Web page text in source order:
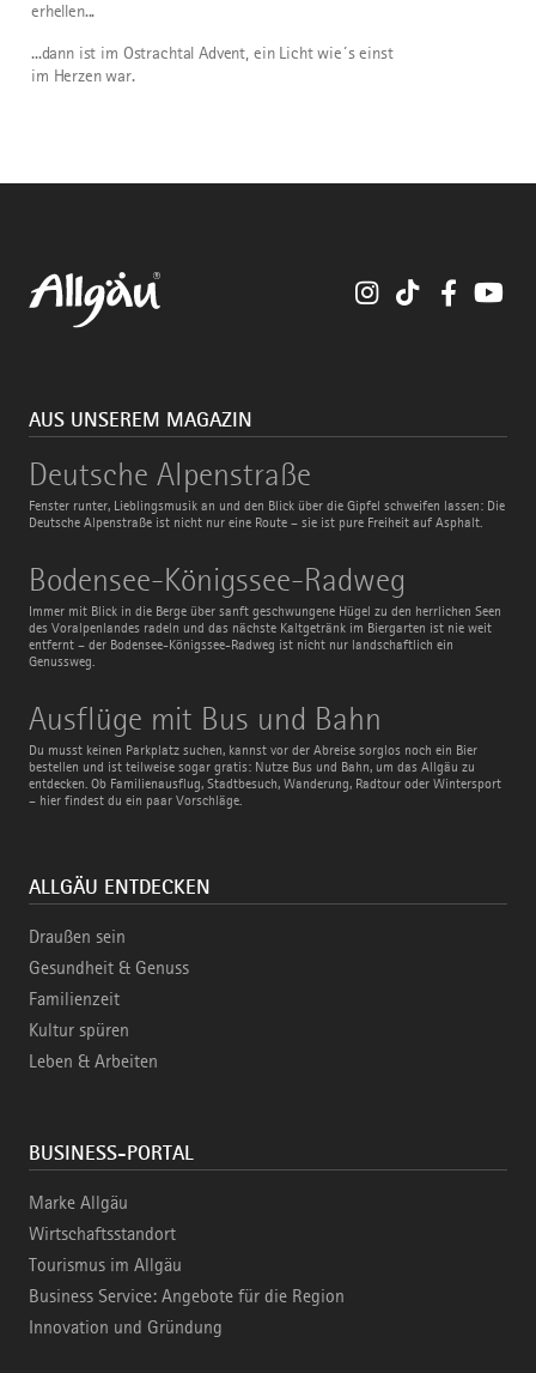
erhellen...
...dann ist im Ostrachtal Advent, ein Licht wie´s einst
im Herzen war.
InstagramTikTok
AUS UNSEREM MAGAZIN
Deutsche Alpenstraße
Fenster runter, Lieblingsmusik an und den Blick über die Gipfel schweifen lassen: Die
Deutsche Alpenstraße ist nicht nur eine Route – sie ist pure Freiheit auf Asphalt.
Deutsche
Alpenstraße
Bodensee-Königssee-Radweg
Immer mit Blick in die Berge über sanft geschwungene Hügel zu den herrlichen Seen
des Voralpenlandes radeln und das nächste Kaltgetränk im Biergarten ist nie weit
entfernt – der Bodensee-Königssee-Radweg ist nicht nur landschaftlich ein
Genussweg.
Bodensee-
Königssee-
Radweg
Ausflüge mit Bus und Bahn
Du musst keinen Parkplatz suchen, kannst vor der Abreise sorglos noch ein Bier
bestellen und ist teilweise sogar gratis: Nutze Bus und Bahn, um das Allgäu zu
entdecken. Ob Familienausflug, Stadtbesuch, Wanderung, Radtour oder Wintersport
– hier findest du ein paar Vorschläge.
Ausflüge
mit
Bus
und
Bahn
ALLGÄU ENTDECKEN
Draußen sein
Gesundheit & Genuss
Familienzeit
Kultur spüren
Leben & Arbeiten
BUSINESS-PORTAL
Marke Allgäu
Wirtschaftsstandort
Tourismus im Allgäu
Business Service: Angebote für die Region
Innovation und Gründung